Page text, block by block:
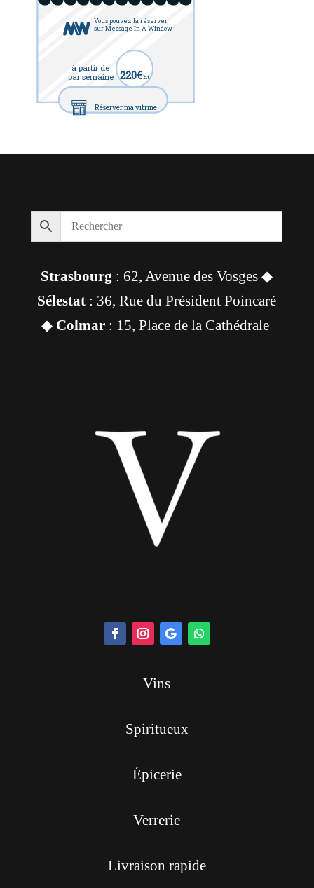
Vous pouvez la réserver
sur Message In A Window
à partir de
par semaine 220€ht
Réserver ma vitrine
Strasbourg : 62, Avenue des Vosges ◆
Sélestat : 36, Rue du Président Poincaré
◆ Colmar: 15, Place de la Cathédrale
Vins
Spiritueux
Épicerie
Verrerie
Livraison rapide